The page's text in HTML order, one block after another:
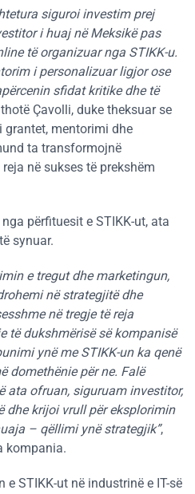
siguroi investim prej
i huaj në Meksikë pas
të organizuar nga STIKK-u.
i personalizuar ligjor ose
sfidat kritike dhe të
Çavolli, duke theksuar se
grantet, mentorimi dhe
ta transformojnë
në sukses të prekshëm
përfituesit e STIKK-ut, ata
synuar.
e tregut dhe marketingun,
në strategjitë dhe
në tregje të reja
të dukshmërisë së kompanisë
ynë me STIKK-un ka qenë
domethënie për ne. Falë
ata ofruan, siguruam investitor,
dhe krijoi vrull për eksplorimin
– qëllimi ynë strategjik”,
kompania.
STIKK-ut në industrinë e IT-së